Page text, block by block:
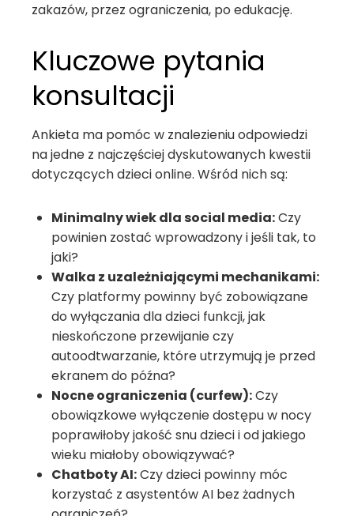
zakazów, przez ograniczenia, po edukację.
Kluczowe pytania
konsultacji
Ankieta ma pomóc w znalezieniu odpowiedzi
na jedne z najczęściej dyskutowanych kwestii
dotyczących dzieci online. Wśród nich są:
Minimalny wiek dla social media:Czy
powinien zostać wprowadzony i jeśli tak, to
jaki?
Walka z uzależniającymi mechanikami:
Czy platformy powinny być zobowiązane
do wyłączania dla dzieci funkcji, jak
nieskończone przewijanie czy
autoodtwarzanie, które utrzymują je przed
ekranem do późna?
Nocne ograniczenia (curfew):Czy
obowiązkowe wyłączenie dostępu w nocy
poprawiłoby jakość snu dzieci i od jakiego
wieku miałoby obowiązywać?
Chatboty AI:Czy dzieci powinny móc
korzystać z asystentów AI bez żadnych